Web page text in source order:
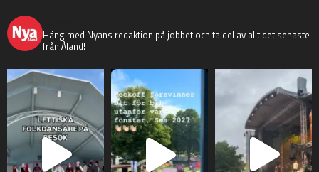
Häng med Nyans redaktion på jobbet och ta del av allt det senaste
från Åland!